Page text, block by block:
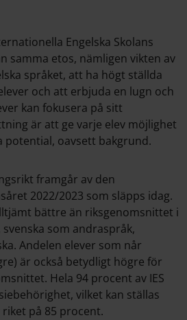
Engelska Skolans
samma etos, nämligen vikten av
språket, att ha högt ställda
och att erbjuda en lugn och
kan fokusera på sitt
är att ge varje elev möjlighet
potential, oavsett bakgrund.
framgår av den
2022/2023 som släpps idag.
bättre än riksgenomsnittet i
som andraspråk,
Andelen elever som når
är också betydligt högre för
Hela 94 procent av IES
vilket kan ställas
på 85 procent.